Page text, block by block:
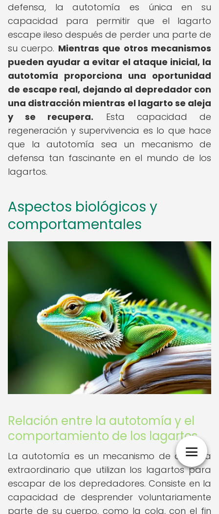
defensa, la autotomía es única en su
capacidad para permitir que el lagarto
escape ileso después de perder una parte de
su cuerpo. Mientras que otros mecanismos
pueden ayudar a evitar el ataque inicial, la
autotomía proporciona una oportunidad
de escape real, dejando al depredador con
una distracción mientras el lagarto se aleja
y se recupera. Esta capacidad de
regeneración y supervivencia es lo que hace
que la autotomía sea un mecanismo de
defensa tan fascinante en el mundo de los
lagartos.
Aspectos biológicos y
comportamentales
Relación entre la autotomía y el
comportamiento de los lagartos
La autotomía es un mecanismo de defensa
extraordinario que utilizan los lagartos para
escapar de los depredadores. Consiste en la
capacidad de desprender voluntariamente
parte de su cuerpo, como la cola, con el fin